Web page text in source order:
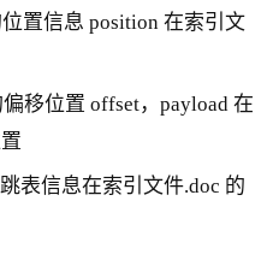
位置信息 position 在索引文
移位置 offset，payload 在
表信息在索引文件.doc 的